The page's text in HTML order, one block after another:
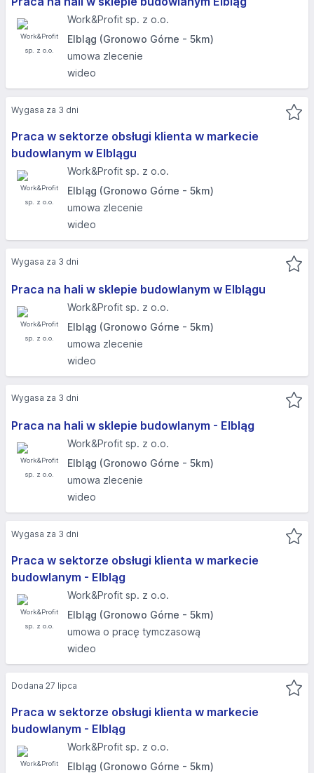
Work&Profit sp. z o.o.
Elbląg (Gronowo Górne - 5km)
umowa zlecenie
wideo
Praca w sektorze obsługi klienta w markecie
budowlanym w Elblągu
Work&Profit sp. z o.o.
Elbląg (Gronowo Górne - 5km)
umowa zlecenie
wideo
Wygasa za 3 dni
Praca na hali w sklepie budowlanym w Elblągu
Work&Profit sp. z o.o.
Elbląg (Gronowo Górne - 5km)
umowa zlecenie
wideo
Wygasa za 3 dni
Praca na hali w sklepie budowlanym - Elbląg
Work&Profit sp. z o.o.
Elbląg (Gronowo Górne - 5km)
umowa zlecenie
wideo
Wygasa za 3 dni
Praca w sektorze obsługi klienta w markecie
budowlanym - Elbląg
Work&Profit sp. z o.o.
Elbląg (Gronowo Górne - 5km)
umowa o pracę tymczasową
wideo
Wygasa za 3 dni
Praca w sektorze obsługi klienta w markecie
budowlanym - Elbląg
Work&Profit sp. z o.o.
Elbląg (Gronowo Górne - 5km)
Dodana 27 lipca